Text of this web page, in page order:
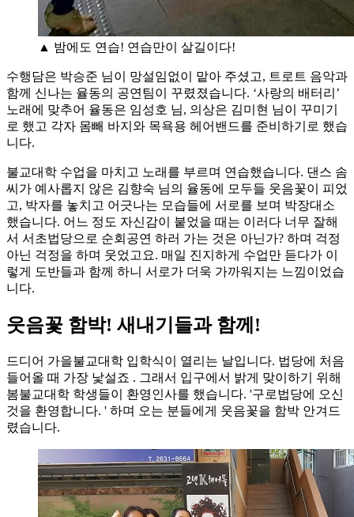
▲ 밤에도 연습! 연습만이 살길이다!
수행담은 박승준 님이 망설임없이 맡아 주셨고, 트로트 음악과
함께 신나는 율동의 공연팀이 꾸렸졌습니다. ‘사랑의 배터리’
노래에 맞추어 율동은 임성호 님, 의상은 김미현 님이 꾸미기
로 했고 각자 몸빼 바지와 목욕용 헤어밴드를 준비하기로 했습
니다.
불교대학 수업을 마치고 노래를 부르며 연습했습니다. 댄스 솜
씨가 예사롭지 않은 김향숙 님의 율동에 모두들 웃음꽃이 피었
고, 박자를 놓치고 어긋나는 모습들에 서로를 보며 박장대소
했습니다. 어느 정도 자신감이 붙었을 때는 이러다 너무 잘해
서 서초법당으로 순회공연 하러 가는 것은 아닌가? 하며 걱정
아닌 걱정을 하며 웃었고요. 매일 진지하게 수업만 듣다가 이
렇게 도반들과 함께 하니 서로가 더욱 가까워지는 느낌이었습
니다.
웃음꽃 함박! 새내기들과 함께!
드디어 가을불교대학 입학식이 열리는 날입니다. 법당에 처음
들어올 때 가장 낯설죠 . 그래서 입구에서 밝게 맞이하기 위해
봄불교대학 학생들이 환영인사를 했습니다. '구로법당에 오신
것을 환영합니다. ' 하며 오는 분들에게 웃음꽃을 함박 안겨드
렸습니다.